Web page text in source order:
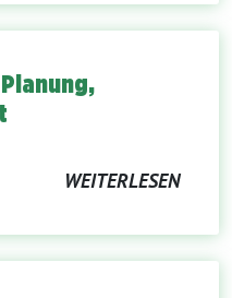
WEITERLESEN